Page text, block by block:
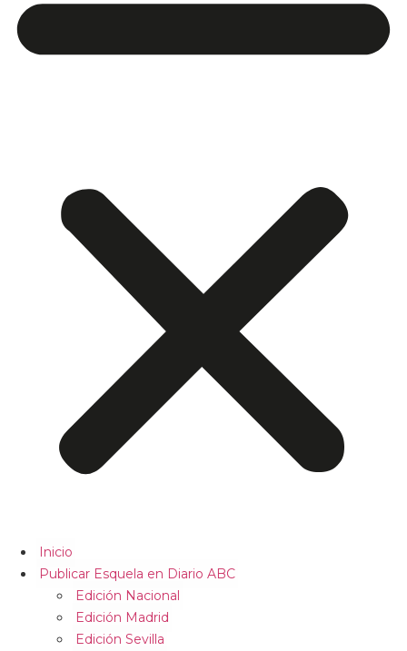
Inicio
Publicar Esquela en Diario ABC
Edición Nacional
Edición Madrid
Edición Sevilla